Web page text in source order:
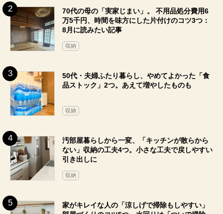
TODAY`S RANKING
今行きたい、関東の「工場見学」スポット4つ。
無料で楽しめるバイキング食べ放題も
読み物
70代の母の「実家じまい」。 不用品処分費用6
万5千円、時間を味方にした片付けのコツ3つ：
収納
50代・夫婦ふたり暮らし、やめてよかった「食
品ストック」2つ。あえて増やしたものも
収納